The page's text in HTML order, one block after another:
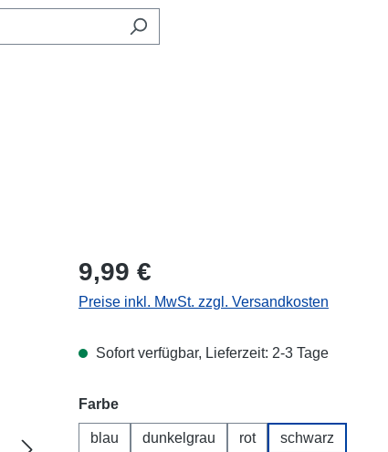
Regulärer Preis:
9,99 €
Preise inkl. MwSt. zzgl. Versandkosten
Sofort verfügbar, Lieferzeit: 2-3 Tage
Farbe
blau dunkelgrau rot schwarz